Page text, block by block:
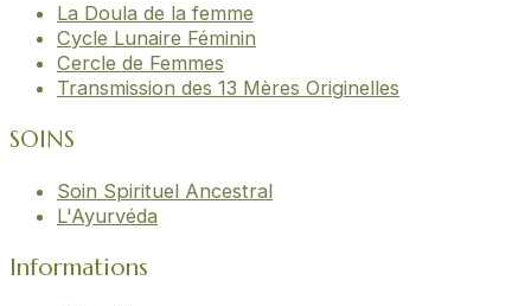
La Doula de la femme
Cycle Lunaire Féminin
Cercle de Femmes
Transmission des 13 Mères Originelles
SOINS
Soin Spirituel Ancestral
L'Ayurvéda
Informations